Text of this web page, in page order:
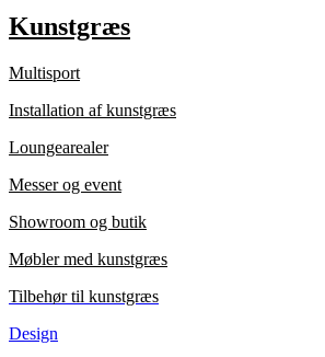
Kunstgræs
Multisport
Installation af kunstgræs
Loungearealer
Messer og event
Showroom og butik
Møbler med kunstgræs
Tilbehør til kunstgræs
Design